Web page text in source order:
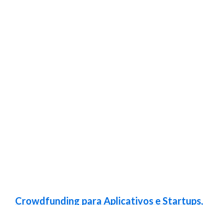
Crowdfunding para Aplicativos e Startups,